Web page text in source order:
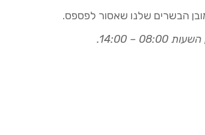
הבשרים שלנו שאסור לפספס.
– 14:00.